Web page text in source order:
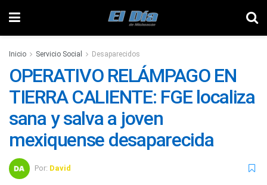
Inicio Servicio Social Desaparecidos
OPERATIVO RELÁMPAGO EN
TIERRA CALIENTE: FGE localiza
sana y salva a joven
mexiquense desaparecida
Por: David